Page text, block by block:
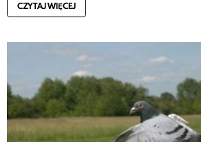
CZYTAJ WIĘCEJ